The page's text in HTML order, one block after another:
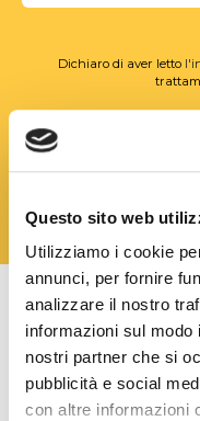
Questo sito web
Utilizziamo i cookie
annunci, per fornire
analizzare il nostro
informazioni sul
nostri partner che si
pubblicità e social
con altre informazioni
Dichiaro di aver letto